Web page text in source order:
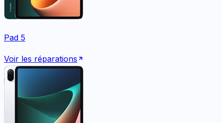
Pad 5
Voir les réparations